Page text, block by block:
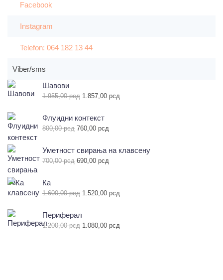
Facebook
Instagram
Telefon: 064 182 13 44
Viber/sms
Шавови
1.955,00рсд Оригинална
била:
1.955,00 рсд.
1.857,00 рсд
Флуидни контекст
800,00рсд Оригинална
била:
800,00 рсд.
760,00 рсд
Уметност свирања на клавсену
700,00рсд Оригинална
била:
700,00 рсд.
690,00 рсд
Ка
1.600,00рсд Оригинална
била:
1.600,00 рсд.
1.520,00 рсд
Периферал
1.200,00рсд Оригинална
1.080,00 рсд